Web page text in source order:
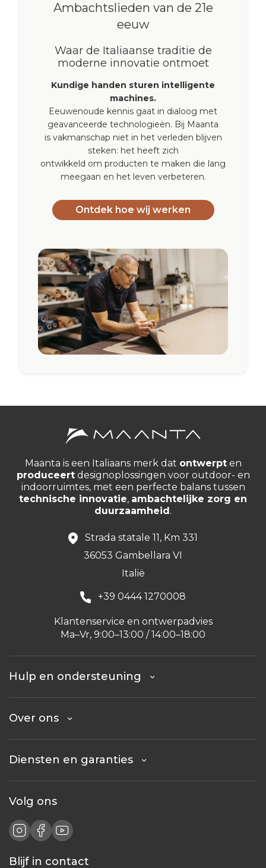
Ambachtslieden van de 21e
eeuw
Waar de Italiaanse traditie de
moderne innovatie ontmoet
Kundige handen sturen intelligente
machines.
Eeuwenoude kennis gaat in dialoog met
geavanceerde technologieën. Bij Maanta
is vakmanschap niet in het verleden blijven
steken: het heeft zich
ontwikkeld om producten te maken die lang
meegaan en het leven verbeteren.
Ontdek hoe wij werken
Maanta is een Italiaans merk dat ontwerpten
produceertdesignoplossingen voor outdoor- en
indoorruimtes, met een perfecte balans tussen
technische innovatie, ambachtelijke zorg en
duurzaamheid.
Strada statale 11, Km 331
36053 Gambellara VI
Italië
+39 0444 1270008
Klantenservice en ontwerpadvies
Ma–Vr, 9:00–13:00 / 14:00–18:00
Hulp en ondersteuning
Over ons
Diensten en garanties
Volg ons
Blijf in contact